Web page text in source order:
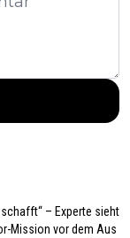
– Experte sieht
Mission vor dem Aus